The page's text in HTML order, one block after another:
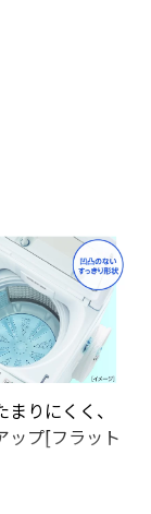
りにくく、
ップ[フラット